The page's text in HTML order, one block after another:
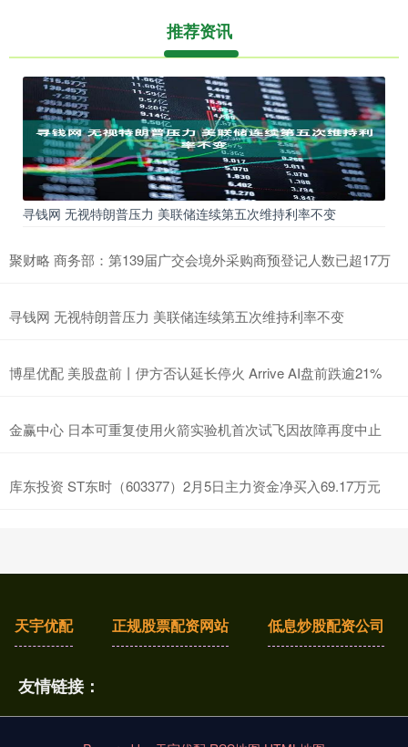
推荐资讯
寻钱网 无视特朗普压力 美联储连续第五次维持利率不变
聚财略 商务部：第139届广交会境外采购商预登记人数已超17万
寻钱网 无视特朗普压力 美联储连续第五次维持利率不变
博星优配 美股盘前丨伊方否认延长停火 Arrive AI盘前跌逾21%
金赢中心 日本可重复使用火箭实验机首次试飞因故障再度中止
库东投资 ST东时（603377）2月5日主力资金净买入69.17万元
天宇优配 正规股票配资网站 低息炒股配资公司
友情链接：